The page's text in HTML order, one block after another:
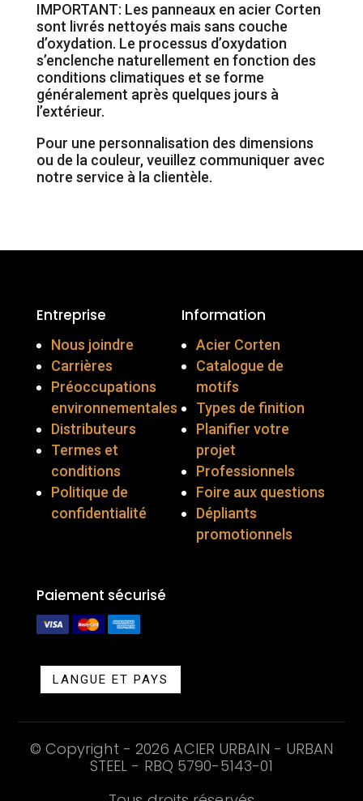
IMPORTANT: Les panneaux en acier Corten
sont livrés nettoyés mais sans couche
d’oxydation. Le processus d’oxydation
s’enclenche naturellement en fonction des
conditions climatiques et se forme
généralement après quelques jours à
l’extérieur.
Pour une personnalisation des dimensions
ou de la couleur, veuillez communiquer avec
notre service à la clientèle.
Entreprise
Nous joindre
Carrières
Préoccupations
environnementales
Distributeurs
Termes et
conditions
Politique de
confidentialité
Information
Acier Corten
Catalogue de
motifs
Types de finition
Planifier votre
projet
Professionnels
Foire aux questions
Dépliants
promotionnels
Paiement sécurisé
LANGUE ET PAYS
© Copyright - 2026 ACIER URBAIN - URBAN
STEEL - RBQ 5790-5143-01